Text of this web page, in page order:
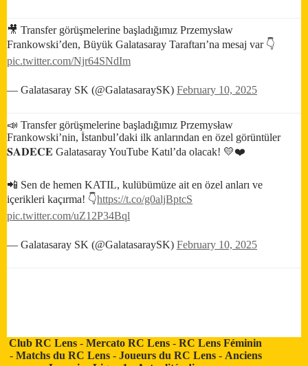
🎥 Transfer görüşmelerine başladığımız Przemysław
Frankowski’den, Büyük Galatasaray Taraftarı’na mesaj var 👇
pic.twitter.com/Njr64SNdIm
— Galatasaray SK (@GalatasaraySK) February 10, 2025
📣 Transfer görüşmelerine başladığımız Przemysław
Frankowski’nin, İstanbul’daki ilk anlarından en özel görüntüler
𝐒𝐀𝐃𝐄𝐂𝐄 Galatasaray YouTube Katıl’da olacak! 💛❤️
📲 Sen de hemen KATIL, kulübümüze ait en özel anları ve
içerikleri kaçırma! 👇https://t.co/g0aljBptcS
pic.twitter.com/uZ12P34Bql
— Galatasaray SK (@GalatasaraySK) February 10, 2025
Club RC Lens -Mercato RC Lens -RC Lens Féminin
- Matchs du RC Lens- Joueurs du RC Lens- Anciens